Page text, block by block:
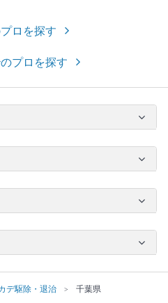
ロを探す
プロを探す
デ駆除・退治 千葉県